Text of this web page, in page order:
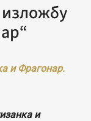
и Фрагонар.
и